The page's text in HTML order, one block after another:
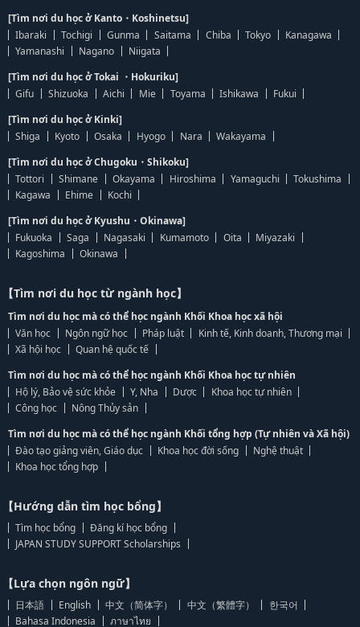
[Tìm nơi du học ở Kanto・Koshinetsu]
Ibaraki
Tochigi Gunma Saitama Chiba Tokyo
Kanagawa
Yamanashi
Nagano
Niigata
[Tìm nơi du học ở Tokai ・Hokuriku]
Gifu
Shizuoka Aichi Mie Toyama Ishikawa
Fukui
[Tìm nơi du học ở Kinki]
Shiga
Kyoto Osaka Hyogo Nara
Wakayama
[Tìm nơi du học ở Chugoku・Shikoku]
Tottori
Shimane Okayama Hiroshima Yamaguchi
Tokushima
Kagawa
Ehime
Kochi
[Tìm nơi du học ở Kyushu・Okinawa]
Fukuoka
Saga Nagasaki Kumamoto Oita
Miyazaki
Kagoshima
Okinawa
【Tìm nơi du học từ ngành học】
Tìm nơi du học mà có thể học ngành Khối Khoa học xã hội
Văn học
Ngôn ngữ học Pháp luật
Kinh tế, Kinh doanh, Thương mại
Xã hội học
Quan hệ quốc tế
Tìm nơi du học mà có thể học ngành Khối Khoa học tự nhiên
Hộ lý, Bảo vệ sức khỏe
Y, Nha Dược
Khoa học tự nhiên
Công học
Nông Thủy sản
Tìm nơi du học mà có thể học ngành Khối tổng hợp (Tự nhiên và Xã hội)
Đào tạo giảng viên, Giáo dục
Khoa học đời sống
Nghệ thuật
Khoa học tổng hợp
【Hướng dẫn tìm học bổng】
Tìm học bổng
Đăng kí học bổng
JAPAN STUDY SUPPORT Scholarships
【Lựa chọn ngôn ngữ】
日本語 English 中文（简体字） 中文（繁體字）
한국어
Bahasa Indonesia
ภาษาไทย